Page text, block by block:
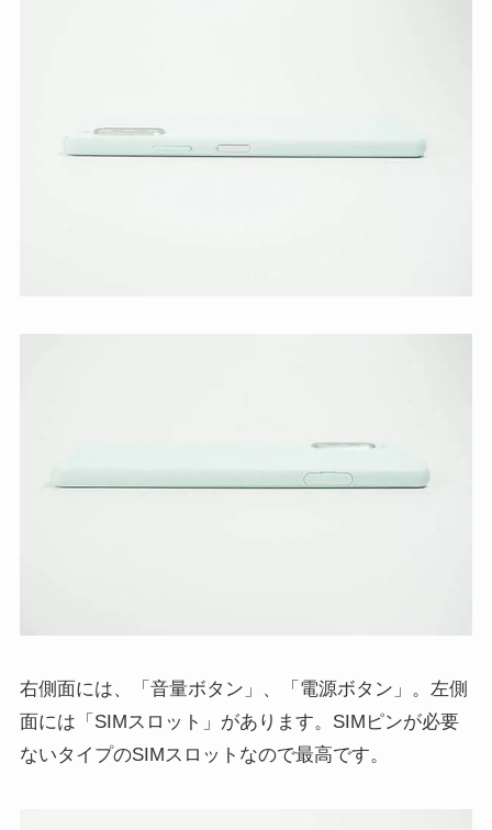
右側面には、「音量ボタン」、「電源ボタン」。左側
面には「SIMスロット」があります。SIMピンが必要
ないタイプのSIMスロットなので最高です。